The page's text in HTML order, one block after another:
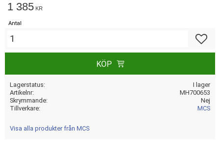
1 385 KR
Antal
KÖP
Lagerstatus
I lager
Artikelnr
MH700653
Skrymmande
Nej
Tillverkare
MCS
Visa alla produkter från MCS